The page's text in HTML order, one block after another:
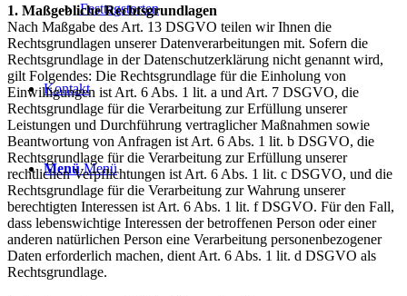
Festtagstorten
Kontakt
Menü Menü
1. Maßgebliche Rechtsgrundlagen
Nach Maßgabe des Art. 13 DSGVO teilen wir Ihnen die
Rechtsgrundlagen unserer Datenverarbeitungen mit. Sofern die
Rechtsgrundlage in der Datenschutzerklärung nicht genannt wird,
gilt Folgendes: Die Rechtsgrundlage für die Einholung von
Einwilligungen ist Art. 6 Abs. 1 lit. a und Art. 7 DSGVO, die
Rechtsgrundlage für die Verarbeitung zur Erfüllung unserer
Leistungen und Durchführung vertraglicher Maßnahmen sowie
Beantwortung von Anfragen ist Art. 6 Abs. 1 lit. b DSGVO, die
Rechtsgrundlage für die Verarbeitung zur Erfüllung unserer
rechtlichen Verpflichtungen ist Art. 6 Abs. 1 lit. c DSGVO, und die
Rechtsgrundlage für die Verarbeitung zur Wahrung unserer
berechtigten Interessen ist Art. 6 Abs. 1 lit. f DSGVO. Für den Fall,
dass lebenswichtige Interessen der betroffenen Person oder einer
anderen natürlichen Person eine Verarbeitung personenbezogener
Daten erforderlich machen, dient Art. 6 Abs. 1 lit. d DSGVO als
Rechtsgrundlage.